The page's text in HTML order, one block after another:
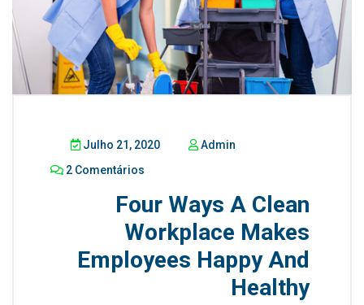
Julho 21, 2020
Admin
2 Comentários
Four Ways A Clean
Workplace Makes
Employees Happy And
Healthy